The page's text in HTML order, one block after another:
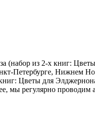
(набор из 2-х книг:
Петербурге, Нижнем
Цветы для
мы регулярно проводим